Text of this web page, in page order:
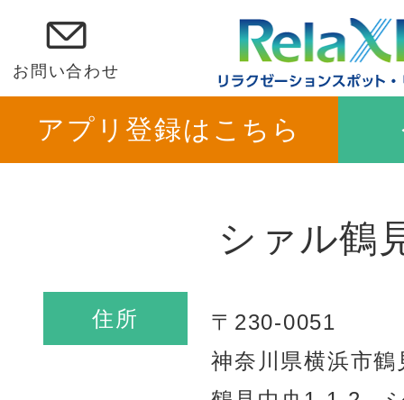
アプリ登録はこちら
お問い合わせ
シァル鶴
住所
〒230-0051
神奈川県横浜市鶴